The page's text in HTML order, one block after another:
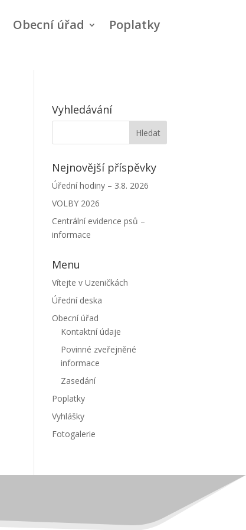
Obecní úřad
Poplatky
Vyhledávání
Nejnovější příspěvky
Úřední hodiny – 3.8. 2026
VOLBY 2026
Centrální evidence psů –
informace
Menu
Vítejte v Uzeničkách
Úřední deska
Obecní úřad
Kontaktní údaje
Povinné zveřejněné
informace
Zasedání
Poplatky
Vyhlášky
Fotogalerie